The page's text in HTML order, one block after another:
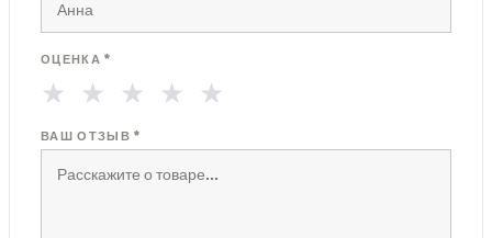
ОЦЕНКА *
★ ★ ★ ★ ★
ВАШ ОТЗЫВ *